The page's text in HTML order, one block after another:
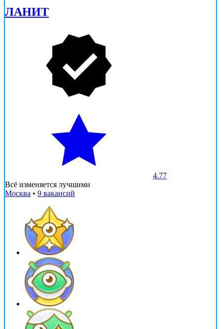
ЛАНИТ
4.77
Всё изменяется лучшими
Москва • 9 вакансий